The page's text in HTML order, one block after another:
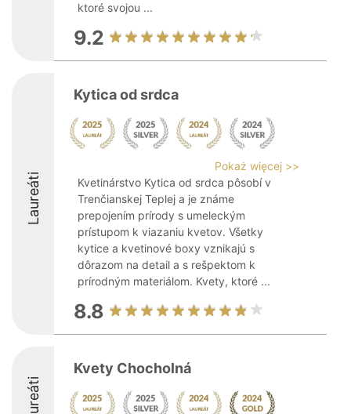
ktoré svojou ...
9.2
Laureáti
Kytica od srdca
Pokaż więcej >>
Kvetinárstvo Kytica od srdca pôsobí v
Trenčianskej Teplej a je známe
prepojením prírody s umeleckým
prístupom k viazaniu kvetov. Všetky
kytice a kvetinové boxy vznikajú s
dôrazom na detail a s rešpektom k
prírodným materiálom. Kvety, ktoré ...
8.8
Laureáti
Kvety Chocholná